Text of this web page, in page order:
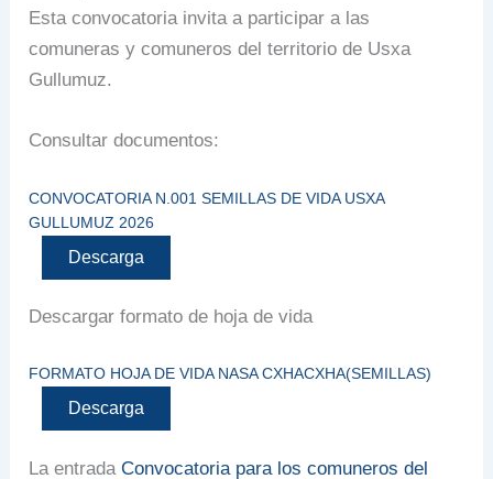
Esta convocatoria invita a participar a las
comuneras y comuneros del territorio de Usxa
Gullumuz.
Consultar documentos:
CONVOCATORIA N.001 SEMILLAS DE VIDA USXA
GULLUMUZ 2026
Descarga
Descargar formato de hoja de vida
FORMATO HOJA DE VIDA NASA CXHACXHA(SEMILLAS)
Descarga
La entradaConvocatoria para los comuneros del